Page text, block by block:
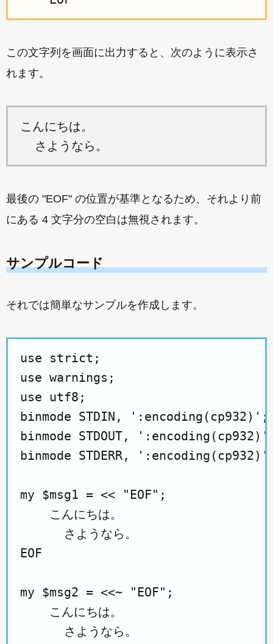
この文字列を画面に出力すると、次のように表示さ
れます。
こんにちは。
最後の "EOF" の位置が基準となるため、それより前
にある 4 文字分の空白は無視されます。
サンプルコード
それでは簡単なサンプルを作成します。
use strict;
use warnings;
use utf8;
binmode STDIN, ':encoding(cp932)';
binmode STDOUT,
binmode STDERR,
my $msg1 = << "EOF";
    こんにちは。
      さようなら。
EOF
my $msg2 = <<~ "EOF";
    こんにちは。
      さようなら。